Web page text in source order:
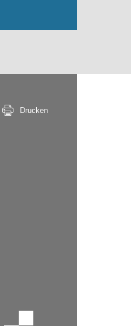
Drucken